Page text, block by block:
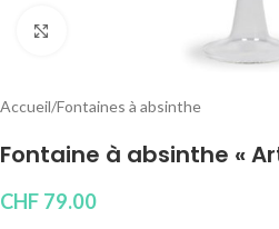
Accueil/Fontaines à absinthe
Fontaine à absinthe «
CHF 79.00